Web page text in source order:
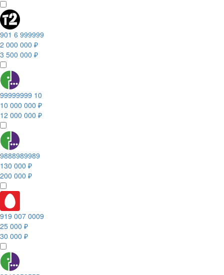
901 6 999999
2 000 000 ₽
3 500 000 ₽
99999999 10
10 000 000 ₽
12 000 000 ₽
9888989989
130 000 ₽
200 000 ₽
919 007 0009
25 000 ₽
30 000 ₽